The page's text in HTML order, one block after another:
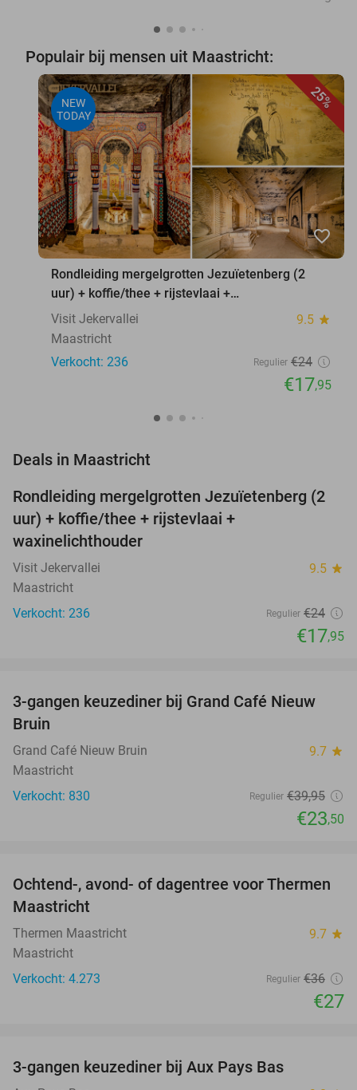
Populair bij mensen uit Maastricht:
25%
NEW
TODAY
favorite_border
Rondleiding mergelgrotten Jezuïetenberg (2
uur) + koffie/thee + rijstevlaai +
waxinelichthouder
Visit Jekervallei 9.5 star
Maastricht
Verkocht: 236
Regulier €24
€17,95
Deals in Maastricht
25%
TODAY
Rondleiding mergelgrotten Jezuïetenberg (2
uur) + koffie/thee + rijstevlaai +
waxinelichthouder
Visit Jekervallei 9.5 star
Maastricht
Verkocht: 236
Regulier €24
€17,95
41%
3-gangen keuzediner bij Grand Café Nieuw
Bruin
Grand Café Nieuw Bruin 9.7 star
Maastricht
Verkocht: 830
Regulier €39,95
€23,50
25%
Ochtend-, avond- of dagentree voor Thermen
Maastricht
Thermen Maastricht 9.7 star
Maastricht
Verkocht: 4.273
Regulier €36
€27
3-gangen keuzediner bij Aux Pays Bas